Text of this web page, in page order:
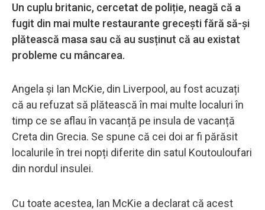
Un cuplu britanic, cercetat de poliție, neagă că a
fugit din mai multe restaurante grecești fără să-și
plătească masa sau că au susținut că au existat
probleme cu mâncarea.
Angela și Ian McKie, din Liverpool, au fost acuzați
că au refuzat să plătească în mai multe localuri în
timp ce se aflau în vacanță pe insula de vacanță
Creta din Grecia. Se spune că cei doi ar fi părăsit
localurile în trei nopți diferite din satul Koutouloufari
din nordul insulei.
Cu toate acestea, Ian McKie a declarat că acest